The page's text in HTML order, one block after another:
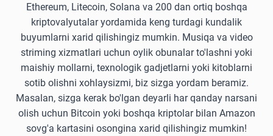
Ethereum, Litecoin, Solana va 200 dan ortiq boshqa
kriptovalyutalar yordamida keng turdagi kundalik
buyumlarni xarid qilishingiz mumkin. Musiqa va video
striming xizmatlari uchun oylik obunalar to'lashni yoki
maishiy mollarni, texnologik gadjetlarni yoki kitoblarni
sotib olishni xohlaysizmi, biz sizga yordam beramiz.
Masalan, sizga kerak bo'lgan deyarli har qanday narsani
olish uchun Bitcoin yoki boshqa kriptolar bilan Amazon
sovg'a kartasini osongina xarid qilishingiz mumkin!